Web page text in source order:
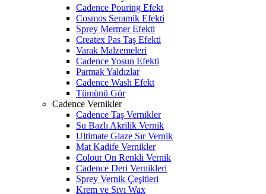
Cadence Pouring Efekt
Cosmos Seramik Efekti
Sprey Mermer Efekti
Createx Pas Taş Efekti
Varak Malzemeleri
Cadence Yosun Efekti
Parmak Yaldızlar
Cadence Wash Efekt
Tümünü Gör
Cadence Vernikler
Cadence Taş Vernikler
Su Bazlı Akrilik Vernik
Ultimate Glaze Sır Vernik
Mat Kadife Vernikler
Colour On Renkli Vernik
Cadence Deri Vernikleri
Sprey Vernik Çeşitleri
Krem ve Sıvı Wax